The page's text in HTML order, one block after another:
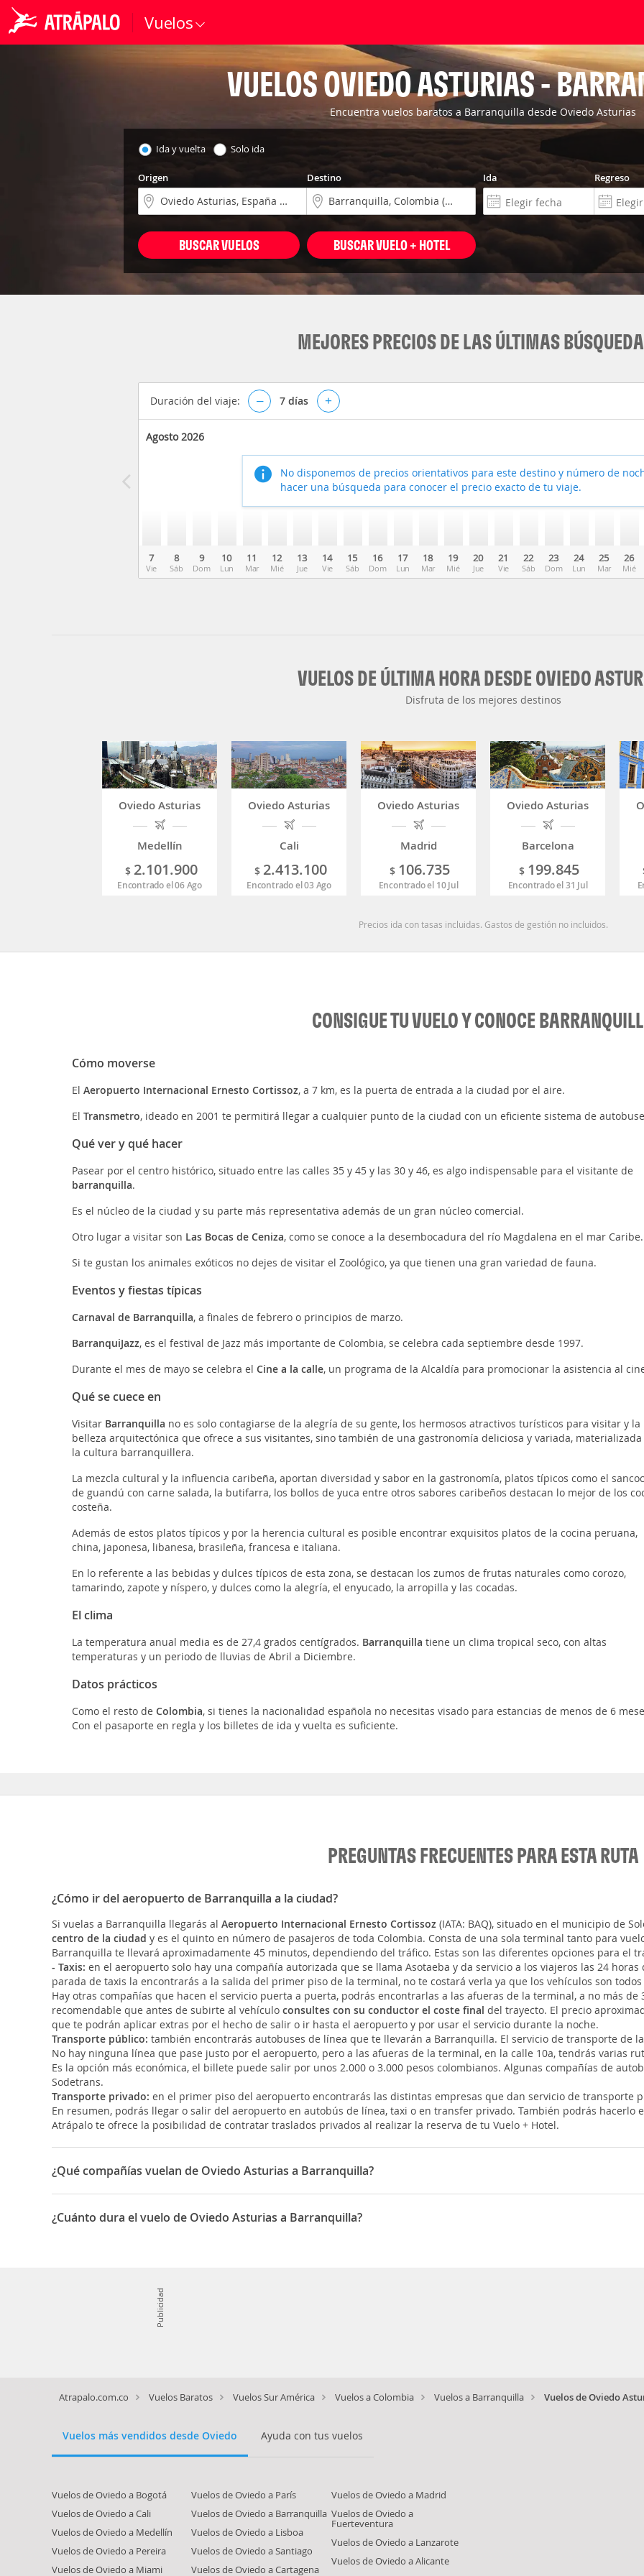
Vuelos
VUELOS OVIEDO ASTURIAS -
Encuentra vuelos baratos a Barranquilla desde Oviedo Asturias
Ida y vuelta Solo ida
Origen Destino Ida Regreso
BUSCAR VUELOS BUSCAR VUELO + HOTEL
MEJORES PRECIOS DE LAS ÚLTIMAS
Duración del viaje: – 7 días +
Agosto 2026
7
Vie
8
Sáb
9
Dom
10
Lun
11
Mar
12
Mié
13
Jue
14
Vie
15
Sáb
16
Dom
17
Lun
18
Mar
19
Mié
20
Jue
21
Vie
22
Sáb
23
Dom
24
Lun
25
Mar
26
Mié
No disponemos de precios orientativos para este destino y número de
hacer una búsqueda para conocer el precio exacto de tu viaje.
VUELOS DE ÚLTIMA HORA DESDE OVIEDO
Disfruta de los mejores destinos
Oviedo Asturias
Medellín
$ 2.101.900
Encontrado el 06 Ago
Oviedo Asturias
Cali
$ 2.413.100
Encontrado el 03 Ago
Oviedo Asturias
Madrid
$ 106.735
Encontrado el 10 Jul
Oviedo Asturias
Barcelona
$ 199.845
Encontrado el 31 Jul
Precios ida con tasas incluidas. Gastos de gestión no incluidos.
CONSIGUE TU VUELO Y CONOCE
Cómo moverse
El Aeropuerto Internacional Ernesto Cortissoz, a 7 km, es la puerta de entrada a la ciudad por el aire.
El Transmetro, ideado en 2001 te permitirá llegar a cualquier punto de la ciudad con un eficiente sistema de
Qué ver y qué hacer
Pasear por el centro histórico, situado entre las calles 35 y 45 y las 30 y 46, es algo indispensable para el visitante de
barranquilla.
Es el núcleo de la ciudad y su parte más representativa además de un gran núcleo comercial.
Otro lugar a visitar son Las Bocas de Ceniza, como se conoce a la desembocadura del río Magdalena en el mar Caribe.
Si te gustan los animales exóticos no dejes de visitar el Zoológico, ya que tienen una gran variedad de fauna.
Eventos y fiestas típicas
Carnaval de Barranquilla, a finales de febrero o principios de marzo.
BarranquiJazz, es el festival de Jazz más importante de Colombia, se celebra cada septiembre desde 1997.
Durante el mes de mayo se celebra el Cine a la calle, un programa de la Alcaldía para promocionar la asistencia al
Qué se cuece en
Visitar Barranquilla no es solo contagiarse de la alegría de su gente, los hermosos atractivos turísticos para visitar y la
belleza arquitectónica que ofrece a sus visitantes, sino también de una gastronomía deliciosa y variada, materializada
la cultura barranquillera.
La mezcla cultural y la influencia caribeña, aportan diversidad y sabor en la gastronomía, platos típicos como el
de guandú con carne salada, la butifarra, los bollos de yuca entre otros sabores caribeños destacan lo mejor de los
costeña.
Además de estos platos típicos y por la herencia cultural es posible encontrar exquisitos platos de la cocina peruana,
china, japonesa, libanesa, brasileña, francesa e italiana.
En lo referente a las bebidas y dulces típicos de esta zona, se destacan los zumos de frutas naturales como corozo,
tamarindo, zapote y níspero, y dulces como la alegría, el enyucado, la arropilla y las cocadas.
El clima
La temperatura anual media es de 27,4 grados centígrados. Barranquilla tiene un clima tropical seco, con altas
temperaturas y un periodo de lluvias de Abril a Diciembre.
Datos prácticos
Como el resto de Colombia, si tienes la nacionalidad española no necesitas visado para estancias de menos de 6
Con el pasaporte en regla y los billetes de ida y vuelta es suficiente.
PREGUNTAS FRECUENTES PARA ESTA RUTA
¿Cómo ir del aeropuerto de Barranquilla a la ciudad?
Si vuelas a Barranquilla llegarás al Aeropuerto Internacional Ernesto Cortissoz (IATA: BAQ), situado en el municipio de
centro de la ciudad y es el quinto en número de pasajeros de toda Colombia. Consta de una sola terminal tanto para
Barranquilla te llevará aproximadamente 45 minutos, dependiendo del tráfico. Estas son las diferentes opciones para el
- Taxis: en el aeropuerto solo hay una compañía autorizada que se llama Asotaeba y da servicio a los viajeros las 24
parada de taxis la encontrarás a la salida del primer piso de la terminal, no te costará verla ya que los vehículos son
Hay otras compañías que hacen el servicio puerta a puerta, podrás encontrarlas a las afueras de la terminal, a no más de
recomendable que antes de subirte al vehículo consultes con su conductor el coste final del trayecto. El precio
que te podrán aplicar extras por el hecho de salir o ir hasta el aeropuerto y por usar el servicio durante la noche.
Transporte público: también encontrarás autobuses de línea que te llevarán a Barranquilla. El servicio de transporte de
No hay ninguna línea que pase justo por el aeropuerto, pero a las afueras de la terminal, en la calle 10a, tendrás varias
Es la opción más económica, el billete puede salir por unos 2.000 o 3.000 pesos colombianos. Algunas compañías de
Sodetrans.
Transporte privado: en el primer piso del aeropuerto encontrarás las distintas empresas que dan servicio de transporte
En resumen, podrás llegar o salir del aeropuerto en autobús de línea, taxi o en transfer privado. También podrás hacerlo
Atrápalo te ofrece la posibilidad de contratar traslados privados al realizar la reserva de tu Vuelo + Hotel.
¿Qué compañías vuelan de Oviedo Asturias a Barranquilla?
Las compañías que vuelan de Oviedo Asturias a Barranquilla son: Avianca
¿Cuánto dura el vuelo de Oviedo Asturias a Barranquilla?
Publicidad
Atrapalo.com.co Vuelos Baratos Vuelos Sur América Vuelos a Colombia Vuelos a Barranquilla Vuelos de Oviedo
Vuelos más vendidos desde Oviedo Ayuda con tus vuelos
Vuelos de Oviedo a Bogotá
Vuelos de Oviedo a Cali
Vuelos de Oviedo a Medellín
Vuelos de Oviedo a Pereira
Vuelos de Oviedo a Miami
Vuelos de Oviedo a París
Vuelos de Oviedo a Barranquilla
Vuelos de Oviedo a Lisboa
Vuelos de Oviedo a Santiago
Vuelos de Oviedo a Cartagena
Vuelos de Oviedo a Madrid
Vuelos de Oviedo a
Fuerteventura
Vuelos de Oviedo a Lanzarote
Vuelos de Oviedo a Alicante